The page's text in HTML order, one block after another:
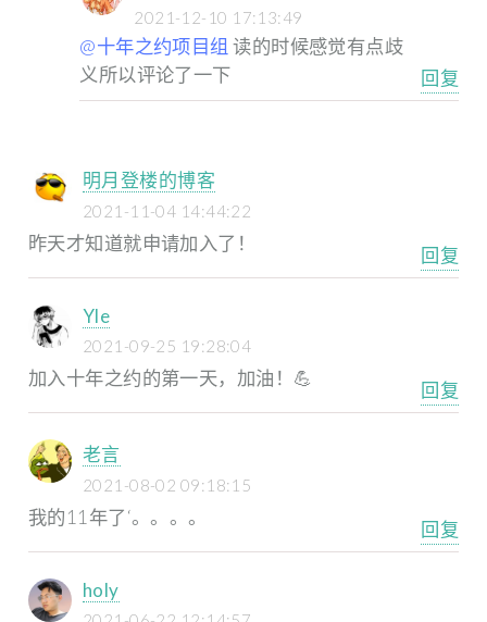
2021-12-10 17:13:49
@十年之约项目组 读的时候感觉有点歧
义所以评论了一下
回复
明月登楼的博客
2021-11-04 14:44:22
昨天才知道就申请加入了！
回复
Yle
2021-09-25 19:28:04
加入十年之约的第一天，加油！💪
回复
老言
2021-08-02 09:18:15
我的11年了‘。。。。
回复
holy